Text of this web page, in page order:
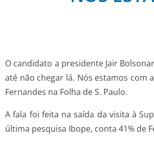
O candidato a presidente Jair
até não chegar lá. Nós estamos com
Fernandes na Folha de S. Paulo.
A fala foi feita na saída da visita à
última pesquisa Ibope, conta 41% de